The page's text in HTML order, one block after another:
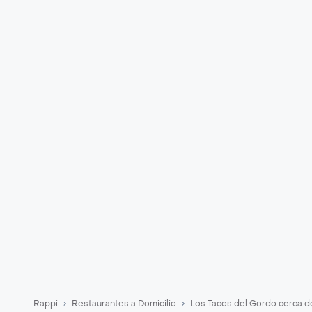
Rappi Restaurantes a Domicilio Los Tacos del Gordo cerca